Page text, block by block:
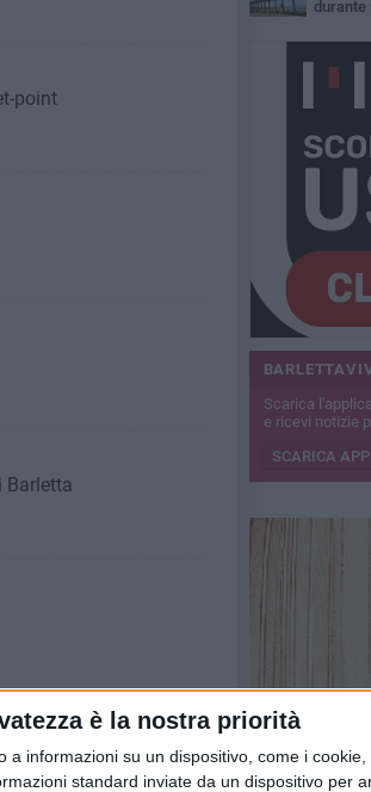
è la nostra priorità
a informazioni su un dispositivo, come i cookie,
standard inviate da un dispositivo per
point
Barletta
durante
Scarica
e ricevi notizie
SCARICA APP